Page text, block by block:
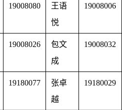
19008080
王语
悦
19008006
19008026
包文
成
19008032
19180077
张卓
越
19180029